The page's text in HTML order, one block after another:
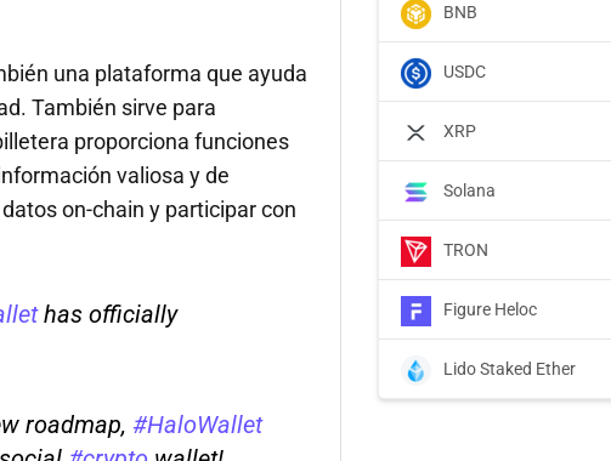
una plataforma que ayuda
También sirve para
proporciona funciones
valiosa y de
on-chain y participar con
has officially
roadmap, #HaloWallet
BNB
USDC
XRP
Solana
TRON
Figure Heloc
Lido Staked Ether